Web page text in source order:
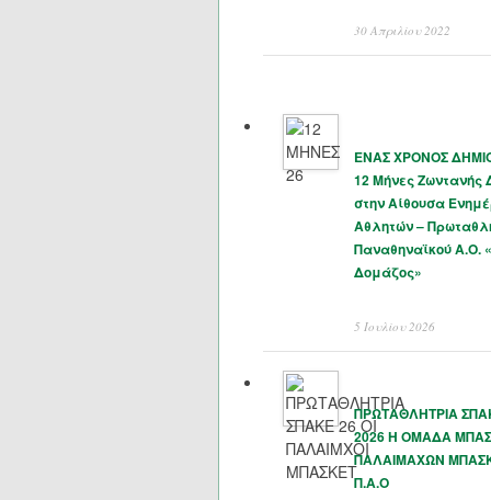
30 Απριλίου 2022
ΕΝΑΣ ΧΡΟΝΟΣ
12 Μήνες Ζωντανής
στην Αίθουσα
Αθλητών –
Παναθηναϊκού Α.Ο.
Δομάζος»
5 Ιουλίου 2026
ΠΡΩΤΑΘΛΗΤΡΙΑ
2026 Η ΟΜΑΔΑ
ΠΑΛΑΙΜΑΧΩΝ
Π.Α.Ο